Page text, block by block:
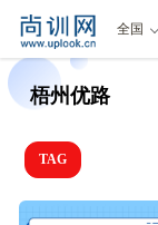
全国
梧州优路
TAG